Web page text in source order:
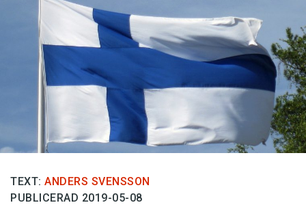
Skrivtips
Bokrecensioner
Kviss
Podden
Anmäl till språkpolisen
Föreslå nyord
Prenumerera
TEXT: ANDERS SVENSSON
PUBLICERAD 2019-05-08